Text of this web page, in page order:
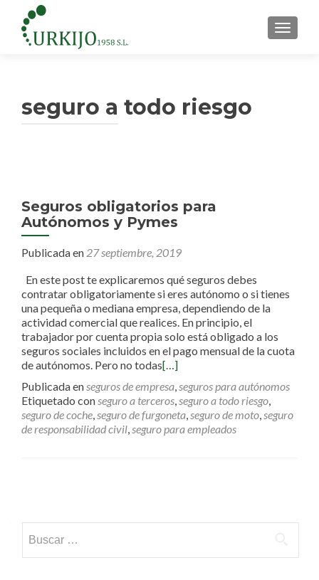
seguro a todo riesgo
Seguros obligatorios para
Autónomos y Pymes
Publicada en 27 septiembre, 2019
En este post te explicaremos qué seguros debes
contratar obligatoriamente si eres autónomo o si tienes
una pequeña o mediana empresa, dependiendo de la
actividad comercial que realices. En principio, el
trabajador por cuenta propia solo está obligado a los
seguros sociales incluidos en el pago mensual de la cuota
de autónomos. Pero no todas[…]
Publicada enseguros de empresa,seguros para autónomos
Etiquetado conseguro a terceros,seguro a todo riesgo,
seguro de coche,seguro de furgoneta,seguro de moto,seguro
de responsabilidad civil,seguro para empleados